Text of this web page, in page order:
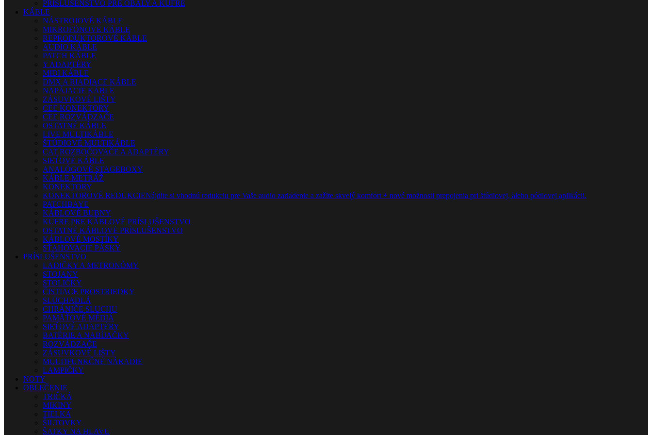
PRÍSLUŠENSTVO PRE OBALY A KUFRE
KÁBLE
NÁSTROJOVÉ KÁBLE
MIKROFÓNOVÉ KÁBLE
REPRODUKTOROVÉ KÁBLE
AUDIO KÁBLE
PATCH KÁBLE
Y ADAPTÉRY
MIDI KÁBLE
DMX A RIADIACE KÁBLE
NAPÁJACIE KÁBLE
ZÁSUVKOVÉ LIŠTY
CEE KONEKTORY
CEE ROZVÁDZAČE
OSTATNÉ KÁBLE
LIVE MULTIKÁBLE
ŠTÚDIOVÉ MULTIKÁBLE
CAT ROZBOČOVAČE A ADAPTÉRY
SIEŤOVÉ KÁBLE
ANALÓGOVÉ STAGEBOXY
KÁBLE METRÁŽ
KONEKTORY
KONEKTOROVÉ REDUKCIENájdite si vhodnú redukciu pre Vaše audio zariadenie a zažite skvelý komfort + nové možnosti prepojenia pri štúdiovej, alebo pódiovej aplikácii.
PATCHBAYE
KÁBLOVÉ BUBNY
KUFRE PRE KÁBLOVÉ PRÍSLUŠENSTVO
OSTATNÉ KÁBLOVÉ PRÍSLUŠENSTVO
KÁBLOVÉ MOSTÍKY
SŤAHOVACIE PÁSKY
PRÍSLUŠENSTVO
LADIČKY A METRONÓMY
STOJANY
STOLIČKY
ČISTIACE PROSTRIEDKY
SLÚCHADLÁ
CHRÁNIČE SLUCHU
PAMÄŤOVÉ MÉDIÁ
SIEŤOVÉ ADAPTÉRY
BATÉRIE A NABÍJAČKY
ROZVÁDZAČE
ZÁSUVKOVÉ LIŠTY
MULTIFUNKČNÉ NÁRADIE
LAMPIČKY
NOTY
OBLEČENIE
TRIČKÁ
MIKINY
TIELKA
ŠILTOVKY
ŠATKY NA HLAVU